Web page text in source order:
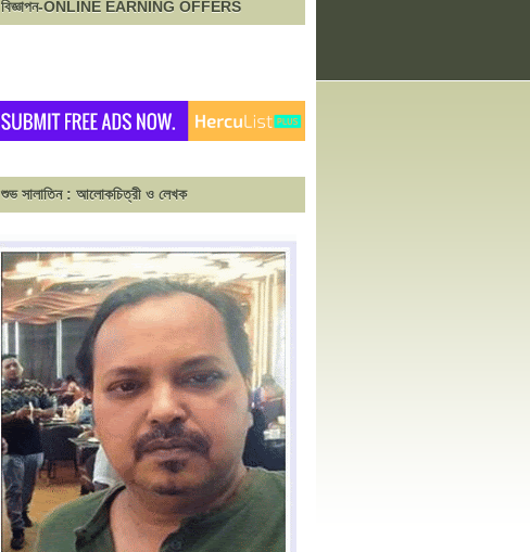
বিজ্ঞাপন-ONLINE EARNING OFFERS
শুভ সালাতিন : আলোকচিত্রী ও লেখক